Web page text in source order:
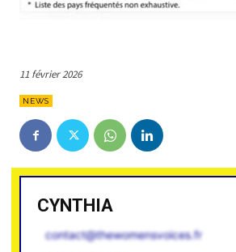
11 février 2026
NEWS
CYNTHIA
contact@thewomensvoices.fr